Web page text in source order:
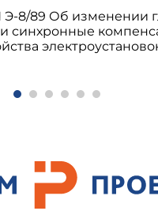
8/89 Об изменении
синхронные